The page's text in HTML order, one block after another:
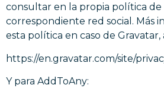
consultar en la propia política de
correspondiente red social. Más
esta política en caso de Gravatar,
https://en.gravatar.com/site/
Y para AddToAny: